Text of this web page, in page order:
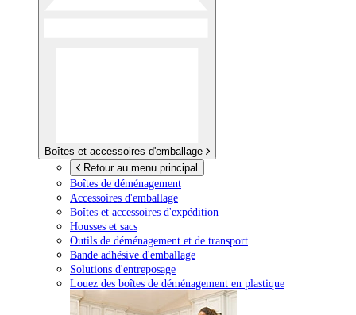
Boîtes et accessoires d'emballage
Retour au menu principal
Boîtes de déménagement
Accessoires d'emballage
Boîtes et accessoires d'expédition
Housses et sacs
Outils de déménagement et de transport
Bande adhésive d'emballage
Solutions d'entreposage
Louez des boîtes de déménagement en plastique